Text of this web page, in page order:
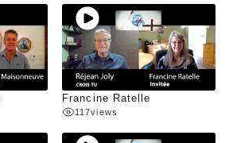
Francine Ratelle
117views